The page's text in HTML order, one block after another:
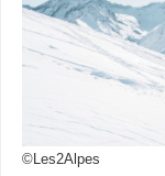
©Les2Alpes